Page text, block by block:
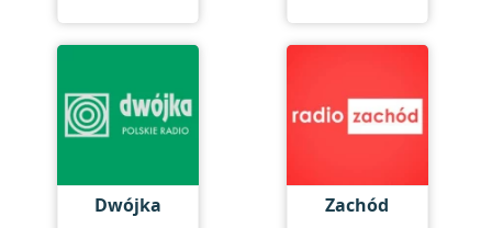
Dwójka Zachód